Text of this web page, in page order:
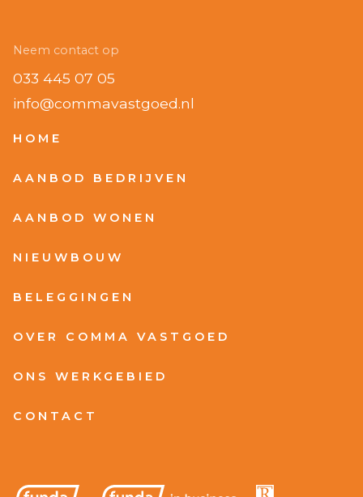
Neem contact op
033 445 07 05
info@commavastgoed.nl
HOME
AANBOD BEDRIJVEN
AANBOD WONEN
NIEUWBOUW
BELEGGINGEN
OVER COMMA VASTGOED
ONS WERKGEBIED
CONTACT